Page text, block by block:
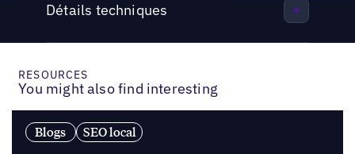
Détails techniques
RESOURCES
You might also find interesting
Blogs SEO local